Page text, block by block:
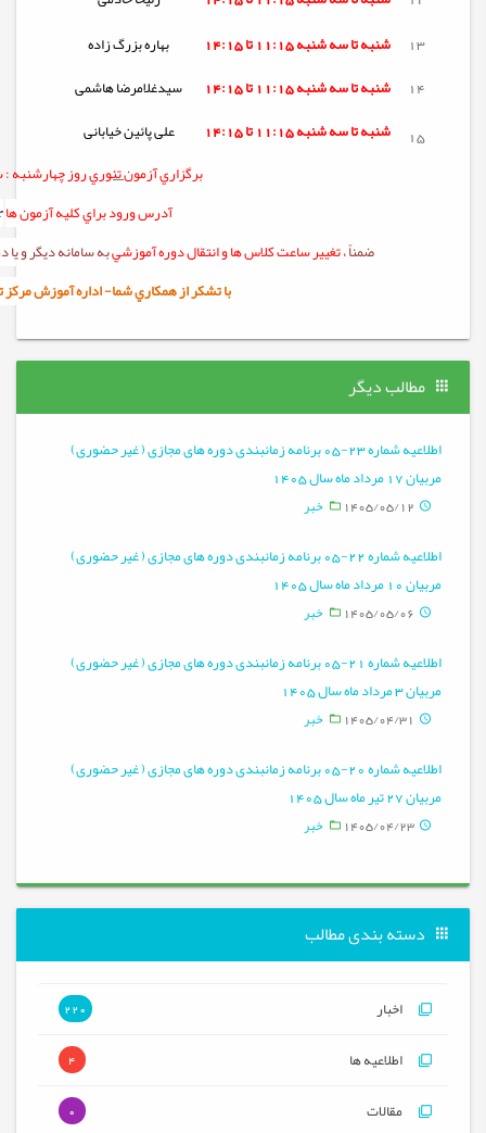
13
شنبه تاسه شنبه
بهاره بزرگ زاده
14
شنبه تاسه شنبه
سیدغلامرضا هاشمی
15
شنبه تاسه شنبه
علی پائین خیابانی
برگزاري آزمونتئوريروز چهارشنبه :
آدرس ورود براي کليه آزمون ها
ضمناً ،تغيير ساعت کلاس ها و انتقال دوره آموزشيبه سامانه ديگر و
با تشکر از همکاري شما- اداره آموزش مرکز تربيت
مطالب دیگر
اطلاعیه شماره 23-05 برنامه زمانبندی دوره های مجازی ( غیر حضوری)
مربیان 17 مرداد ماه سال 1405
1405/05/12 خبر
اطلاعیه شماره 22-05 برنامه زمانبندی دوره های مجازی ( غیر حضوری)
مربیان 10 مرداد ماه سال 1405
1405/05/06 خبر
اطلاعیه شماره 21-05 برنامه زمانبندی دوره های مجازی ( غیر حضوری)
مربیان 3 مرداد ماه سال 1405
1405/04/31 خبر
اطلاعیه شماره 20-05 برنامه زمانبندی دوره های مجازی ( غیر حضوری)
مربیان 27 تیر ماه سال 1405
1405/04/23 خبر
دسته بندی مطالب
اخبار 220
اطلاعیه ها 4
مقالات 0